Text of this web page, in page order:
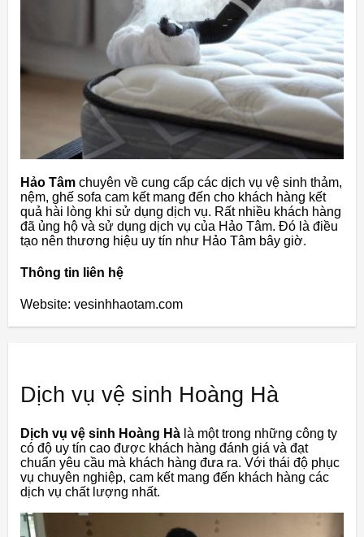
Hảo Tâm chuyên về cung cấp các dịch vụ vệ sinh thảm,
nệm, ghế sofa cam kết mang đến cho khách hàng kết
quả hài lòng khi sử dụng dịch vụ. Rất nhiều khách hàng
đã ủng hộ và sử dụng dịch vụ của Hảo Tâm. Đó là điều
tạo nên thương hiệu uy tín như Hảo Tâm bây giờ.
Thông tin liên hệ
Website: vesinhhaotam.com
Dịch vụ vệ sinh Hoàng Hà
Dịch vụ vệ sinh Hoàng Hà là một trong những công ty
có độ uy tín cao được khách hàng đánh giá và đạt
chuẩn yêu cầu mà khách hàng đưa ra. Với thái độ phục
vụ chuyên nghiệp, cam kết mang đến khách hàng các
dịch vụ chất lượng nhất.